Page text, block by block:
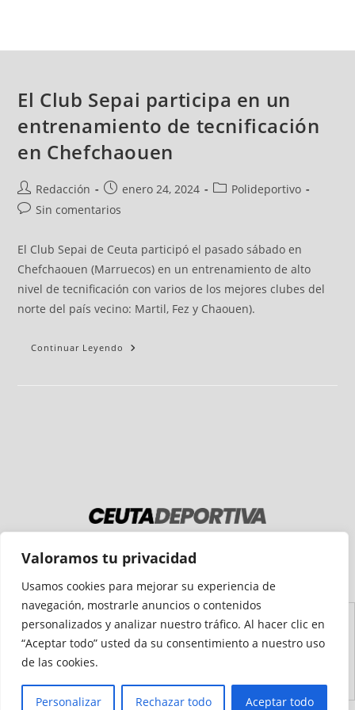
Valoramos tu privacidad
Usamos cookies para mejorar su experiencia de
navegación, mostrarle anuncios o contenidos
personalizados y analizar nuestro tráfico. Al hacer clic en
“Aceptar todo” usted da su consentimiento a nuestro uso
de las cookies.
Personalizar Rechazar todo Aceptar todo
El Club Sepai participa en un
entrenamiento de tecnificación
en Chefchaouen
Redacción enero 24, 2024
Polideportivo
Sin comentarios
El Club Sepai de Ceuta participó el pasado sábado en
Chefchaouen (Marruecos) en un entrenamiento de alto
nivel de tecnificación con varios de los mejores clubes del
norte del país vecino: Martil, Fez y Chaouen).
Continuar Leyendo
Aviso
Legal
Declaración de
Accesibilidad
Mapa del
Sitio
Política de
Cookies
Política de
Privacidad